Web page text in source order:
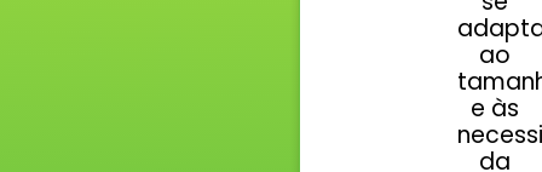
ao
e às
da